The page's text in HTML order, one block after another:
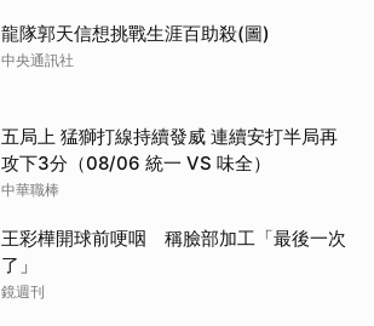
龍隊郭天信想挑戰生涯百助殺(圖)
中央通訊社
五局上 猛獅打線持續發威 連續安打半局再
攻下3分（08/06 統一 VS 味全）
中華職棒
王彩樺開球前哽咽 稱臉部加工「最後一次
了」
鏡週刊